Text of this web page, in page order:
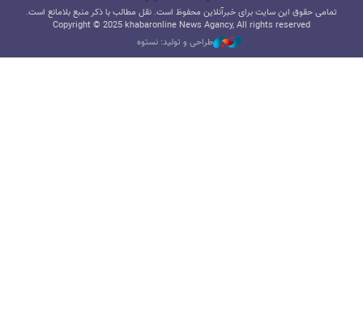
تمامی حقوق این سایت برای خبرآنلاین محفوظ است. نقل مطالب با ذکر منبع بلامانع است.
Copyright © 2025 khabaronline News Agancy, All rights reserved
طراحی و تولید: نستوه